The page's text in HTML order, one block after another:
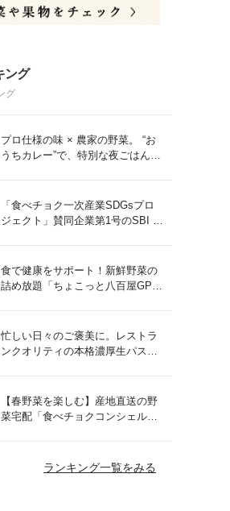
ング
グ
プロ仕様の味 × 農家の野菜。 “お
うちカレー”で、特別な夜ごはん
「食べチョク一次産業SDGsプロ
ジェクト」賛同企業第1号のSBI F
食で健康をサポート！新鮮野菜の
詰め放題「ちょこっと八百屋GP
忙しい日々のご褒美に。レストラ
ンクオリティの本格濃厚生パスタ
【春野菜を楽しむ】産地直送の野
菜宅配「食べチョクコンシェルジ
ランキング一覧をみる